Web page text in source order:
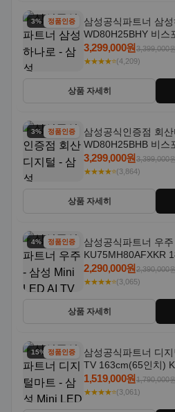
3% 할인정품인증
삼성공식파트너 삼
WD80H25BHY 비스
18kg 26년형 일체형
3,299,000원3,399,000
★★★★⭐(4,209)
상품 자세히
3% 할인정품인증
삼성공식인증점 회
WD80H25BHB 비스
18kg 26년형 일체형
3,299,000원3,399,000
★★★★⭐(3,864)
상품 자세히
4% 할인정품인증
삼성공식파트너 우
KU75MH80AFXKR
2,290,000원2,390,000
★★★★⭐(3,065)
상품 자세히
15% 할인정품인증
삼성공식파트너 디
TV 163cm(65인치)
1,519,000원1,790,000
★★★★⭐(3,061)